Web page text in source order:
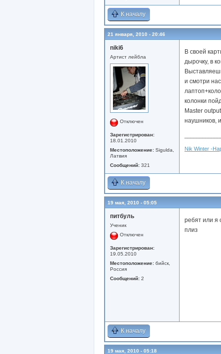
К началу
21 января, 2010 - 20:46
niki6
Артист лейбла
Отключен
Зарегистрирован:
18.01.2010
Местоположение: Sigulda,
Латвия
Сообщений: 321
В своей
дырочку, в
и смотри
колонки
Master
наушников,
Nik Winter -
К началу
19 мая, 2010 - 05:05
питбуль
Ученик
Отключен
Зарегистрирован:
19.05.2010
Местоположение: бийск,
Россия
Сообщений: 2
ребят или я
плиз
К началу
19 мая, 2010 - 05:18